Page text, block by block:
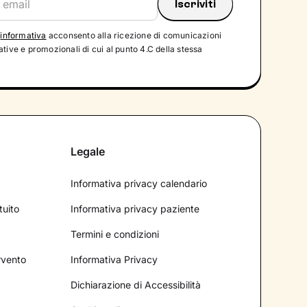
informativa acconsento alla ricezione di comunicazioni
e promozionali di cui al punto 4.C della stessa
Legale
Informativa privacy calendario
Informativa privacy paziente
Termini e condizioni
Informativa Privacy
Dichiarazione di Accessibilità